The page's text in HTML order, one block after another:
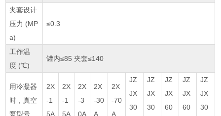
夹套设计
压力 (MP
a)
≤0.3
工作温
度 (℃)
罐内≤85 夹套≤140
用冷凝器
时，真空
泵型号
2X
-1
5A
2X
-1
5A
2X
-3
0A
2X
-30
A
2X
-70
A
JZ
JX
30
JZ
JX
30
JZ
JX
60
JZ
JX
60
JZ
JX
30